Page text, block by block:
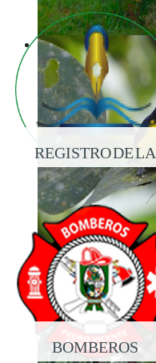
REGISTRO DE LA
PROPIEDAD
BOMBEROS